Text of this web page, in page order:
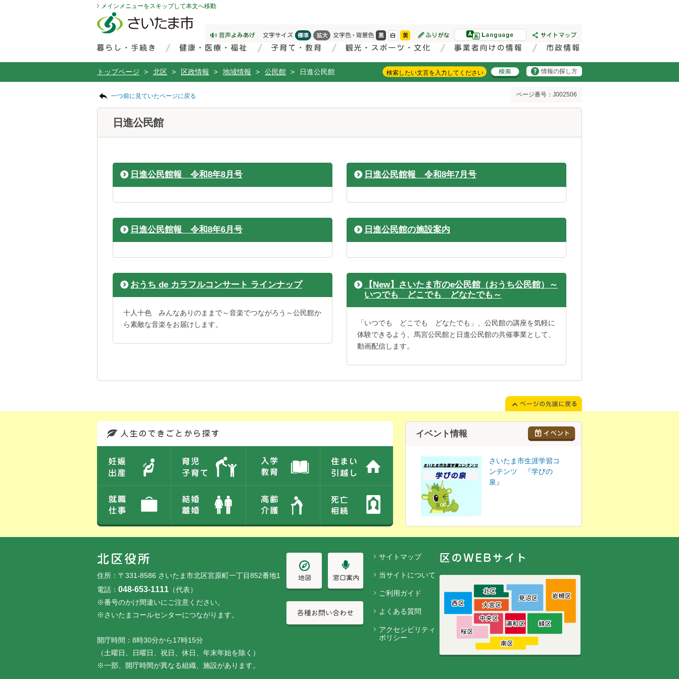
メインメニューをスキップして本文へ移動
トップページ > 北区 > 区政情報 > 地域情報 > 公民館 > 日進公民館 情報の探し方
一つ前に見ていたページに戻る ページ番号：J002506
日進公民館
日進公民館報 令和8年8月号 日進公民館報 令和8年7月号
日進公民館報 令和8年6月号 日進公民館の施設案内
おうち de カラフルコンサート ラインナップ
十人十色 みんなありのままで～音楽でつながろう～公民館か
ら素敵な音楽をお届けします。
【New】さいたま市のe公民館（おうち公民館）～
いつでも どこでも どなたでも～
「いつでも どこでも どなたでも」、公民館の講座を気軽に
体験できるよう、馬宮公民館と日進公民館の共催事業として、
動画配信します。
イベント情報
さいたま市生涯学習コ
ンテンツ 『学びの
泉』
住所：〒331-8586 さいたま市北区宮原町一丁目852番地1
電話： 048-653-1111 （代表）
※番号のかけ間違いにご注意ください。
※さいたまコールセンターにつながります。
開庁時間：8時30分から17時15分
（土曜日、日曜日、祝日、休日、年末年始を除く）
※一部、開庁時間が異なる組織、施設があります。
サイトマップ
当サイトについて
ご利用ガイド
よくある質問
アクセシビリティ
ポリシー